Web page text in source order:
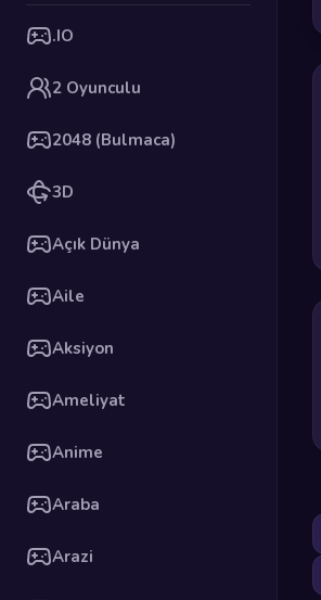
.IO
2 Oyunculu
2048 (Bulmaca)
3D
Açık Dünya
Aile
Aksiyon
Ameliyat
Anime
Araba
Arazi